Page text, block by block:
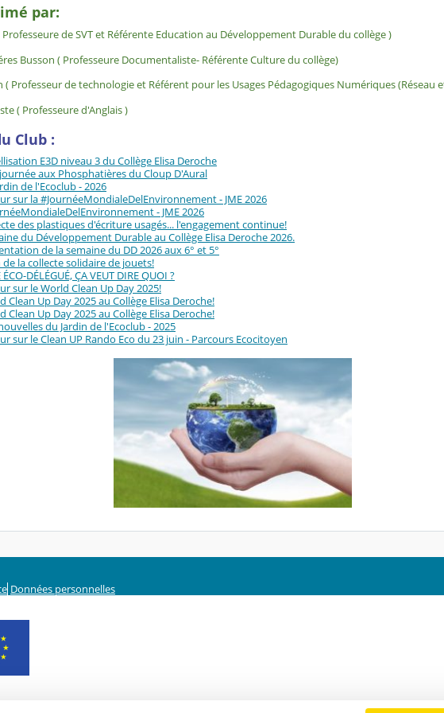
par:
Professeure de SVT et Référente Education au Développement Durable du collège )
Busson ( Professeure Documentaliste- Référente Culture du collège)
( Professeur de technologie et Référent pour les Usages Pédagogiques Numériques (Réseau
( Professeure d'Anglais )
Club :
E3D niveau 3 du Collège Elisa Deroche
aux Phosphatières du Cloup D'Aural
de l'Ecoclub - 2026
sur la #JournéeMondialeDelEnvironnement - JME 2026
- JME 2026
des plastiques d'écriture usagés... l'engagement continue!
du Développement Durable au Collège Elisa Deroche 2026.
de la semaine du DD 2026 aux 6° et 5°
de la collecte solidaire de jouets!
ÉCO-DÉLÉGUÉ, ÇA VEUT DIRE QUOI ?
sur le World Clean Up Day 2025!
Clean Up Day 2025 au Collège Elisa Deroche!
Clean Up Day 2025 au Collège Elisa Deroche!
du Jardin de l'Ecoclub - 2025
sur le Clean UP Rando Eco du 23 juin - Parcours Ecocitoyen
Données personnelles